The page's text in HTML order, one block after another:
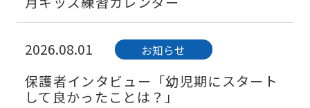
2026.08.01 お知らせ
保護者インタビュー「幼児期にスタート
して良かったことは？」